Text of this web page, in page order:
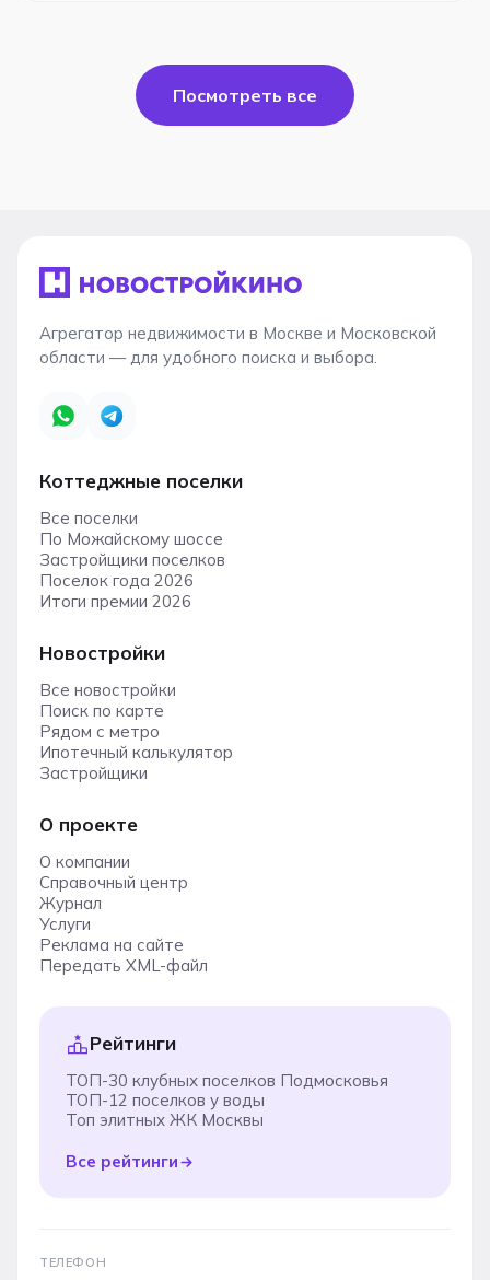
Посмотреть все
Агрегатор недвижимости в Москве и Московской
области — для удобного поиска и выбора.
Коттеджные поселки
Все поселки
По Можайскому шоссе
Застройщики поселков
Поселок года 2026
Итоги премии 2026
Новостройки
Все новостройки
Поиск по карте
Рядом с метро
Ипотечный калькулятор
Застройщики
О проекте
О компании
Справочный центр
Журнал
Услуги
Реклама на сайте
Передать XML-файл
Рейтинги
ТОП-30 клубных поселков Подмосковья
ТОП-12 поселков у воды
Топ элитных ЖК Москвы
Все рейтинги
ТЕЛЕФОН